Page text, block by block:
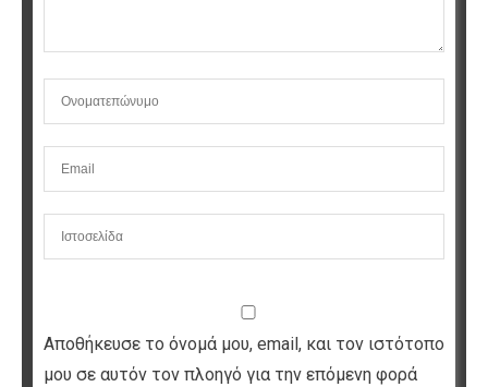
Αποθήκευσε το όνομά μου, email, και τον ιστότοπο
μου σε αυτόν τον πλοηγό για την επόμενη φορά